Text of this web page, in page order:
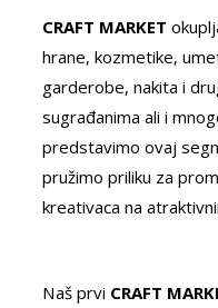
CRAFT MARKET
hrane, kozmetike,
garderobe, nakita i
sugrađanima ali i
predstavimo ovaj
pružimo priliku za
kreativaca na
Naš prvi CRAFT